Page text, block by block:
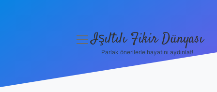
menüyüIşıltılı Fikir Dünyası
Parlak önerilerle hayatını aydınlat!